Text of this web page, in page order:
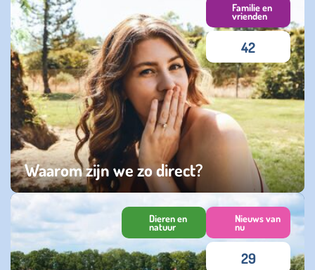
Waarom zijn we zo direct?
zondag 08 maart 2026
Familie en
vrienden
42
Dieren en
natuur
Nieuws van
nu
29